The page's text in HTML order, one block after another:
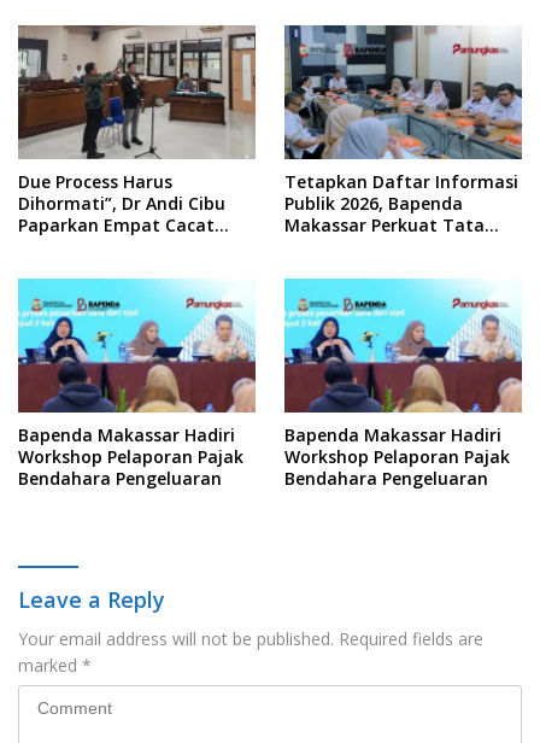
Due Process Harus
Dihormati”, Dr Andi Cibu
Paparkan Empat Cacat
Tetapkan Daftar Informasi
Publik 2026, Bapenda
Makassar Perkuat Tata
Bapenda Makassar Hadiri
Workshop Pelaporan Pajak
Bendahara Pengeluaran
Bapenda Makassar Hadiri
Workshop Pelaporan Pajak
Bendahara Pengeluaran
Leave a Reply
Your email address will not be published. Required fields are
marked *